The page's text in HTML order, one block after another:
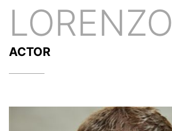
LORENZO
ACTOR